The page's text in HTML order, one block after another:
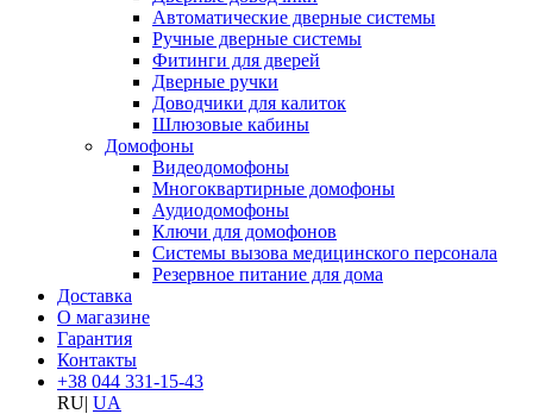
Автоматические дверные системы
Ручные дверные системы
Фитинги для дверей
Дверные ручки
Доводчики для калиток
Шлюзовые кабины
Домофоны
Видеодомофоны
Многоквартирные домофоны
Аудиодомофоны
Ключи для домофонов
Системы вызова медицинского персонала
Резервное питание для дома
Доставка
О магазине
Гарантия
Контакты
+38 044 331-15-43
RU| UA